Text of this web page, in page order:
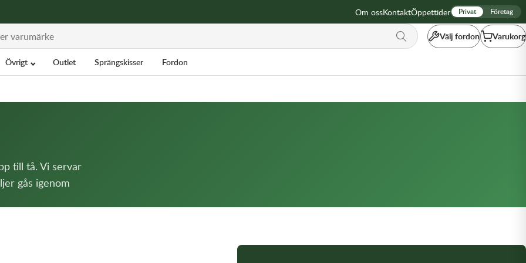
Om ossKontaktÖppettider Privat Företag
Välj fordon Varukorg
Övrigt Outlet Sprängskisser Fordon
till tå. Vi servar
gås igenom